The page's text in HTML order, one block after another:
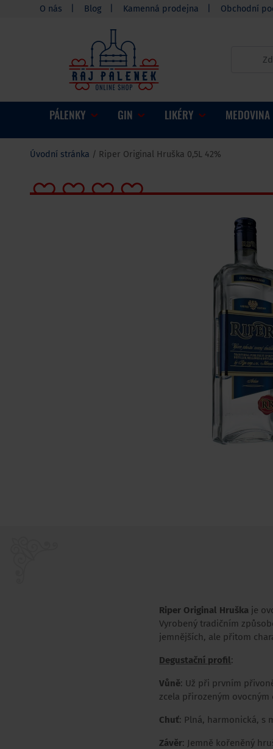
O nás Blog Kamenná prodejna Obchodní
PÁLENKY GIN LIKÉRY MEDOVINA
Úvodní stránka Riper Original Hruška 0,5L 42%
Riper Original Hruška je
Vyrobený tradičním
jemnějších, ale přitom
Degustační profil:
Vůně: Už při prvním
zcela přirozeným
Chuť: Plná, harmonická, s
Závěr: Jemně kořeněný